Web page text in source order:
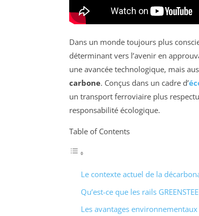
Dans un monde toujours plus
déterminant vers l’avenir en
une avancée technologique, mais
carbone. Conçus dans un cadre d’
un transport ferroviaire plus
responsabilité écologique.
Table of Contents
Le contexte actuel de la
Qu’est-ce que les rails
Les avantages environnementaux